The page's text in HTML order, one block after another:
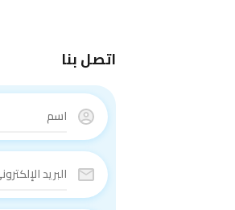
اتصل بنا